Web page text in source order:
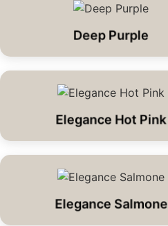
Deep Purple
Elegance Hot Pink
Elegance Salmone